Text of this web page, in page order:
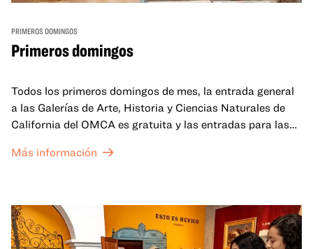
PRIMEROS DOMINGOS
Primeros domingos
Todos los primeros domingos de mes, la entrada general
a las Galerías de Arte, Historia y Ciencias Naturales de
California del OMCA es gratuita y las entradas para las
a un precio reducido de 6 $.
Más información